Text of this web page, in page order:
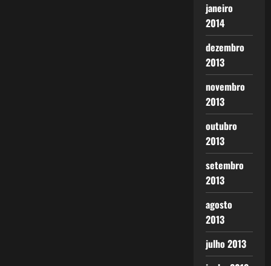
janeiro
2014
dezembro
2013
novembro
2013
outubro
2013
setembro
2013
agosto
2013
julho 2013